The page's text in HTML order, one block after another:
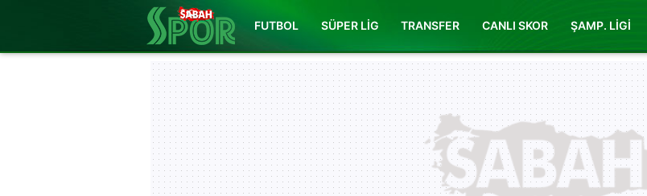
FUTBOL SÜPER LİG TRANSFER CANLI SKOR ŞAMP. LİGİ